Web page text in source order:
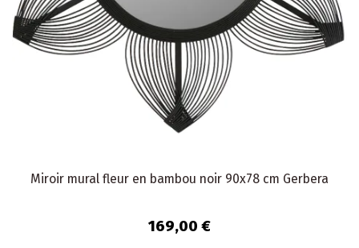
Miroir mural fleur en bambou noir 90x78 cm Gerbera
169,00 €